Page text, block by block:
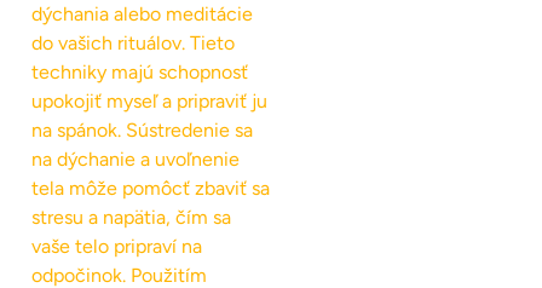
dýchania alebo meditácie
do vašich rituálov. Tieto
techniky majú schopnosť
upokojiť myseľ a pripraviť ju
na spánok. Sústredenie sa
na dýchanie a uvoľnenie
tela môže pomôcť zbaviť sa
stresu a napätia, čím sa
vaše telo pripraví na
odpočinok. Použitím